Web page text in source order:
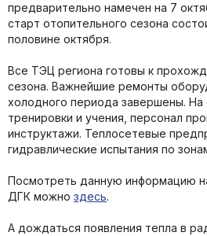
предварительно намечен на 7
старт отопительного сезона
половине октября.
Все ТЭЦ региона готовы к
сезона. Важнейшие ремонты
холодного периода завершены. На
тренировки и учения, персонал
инструктажи. Теплосетевые
гидравлические испытания по
Посмотреть данную информацию
ДГК можно здесь.
А дождаться появления тепла в